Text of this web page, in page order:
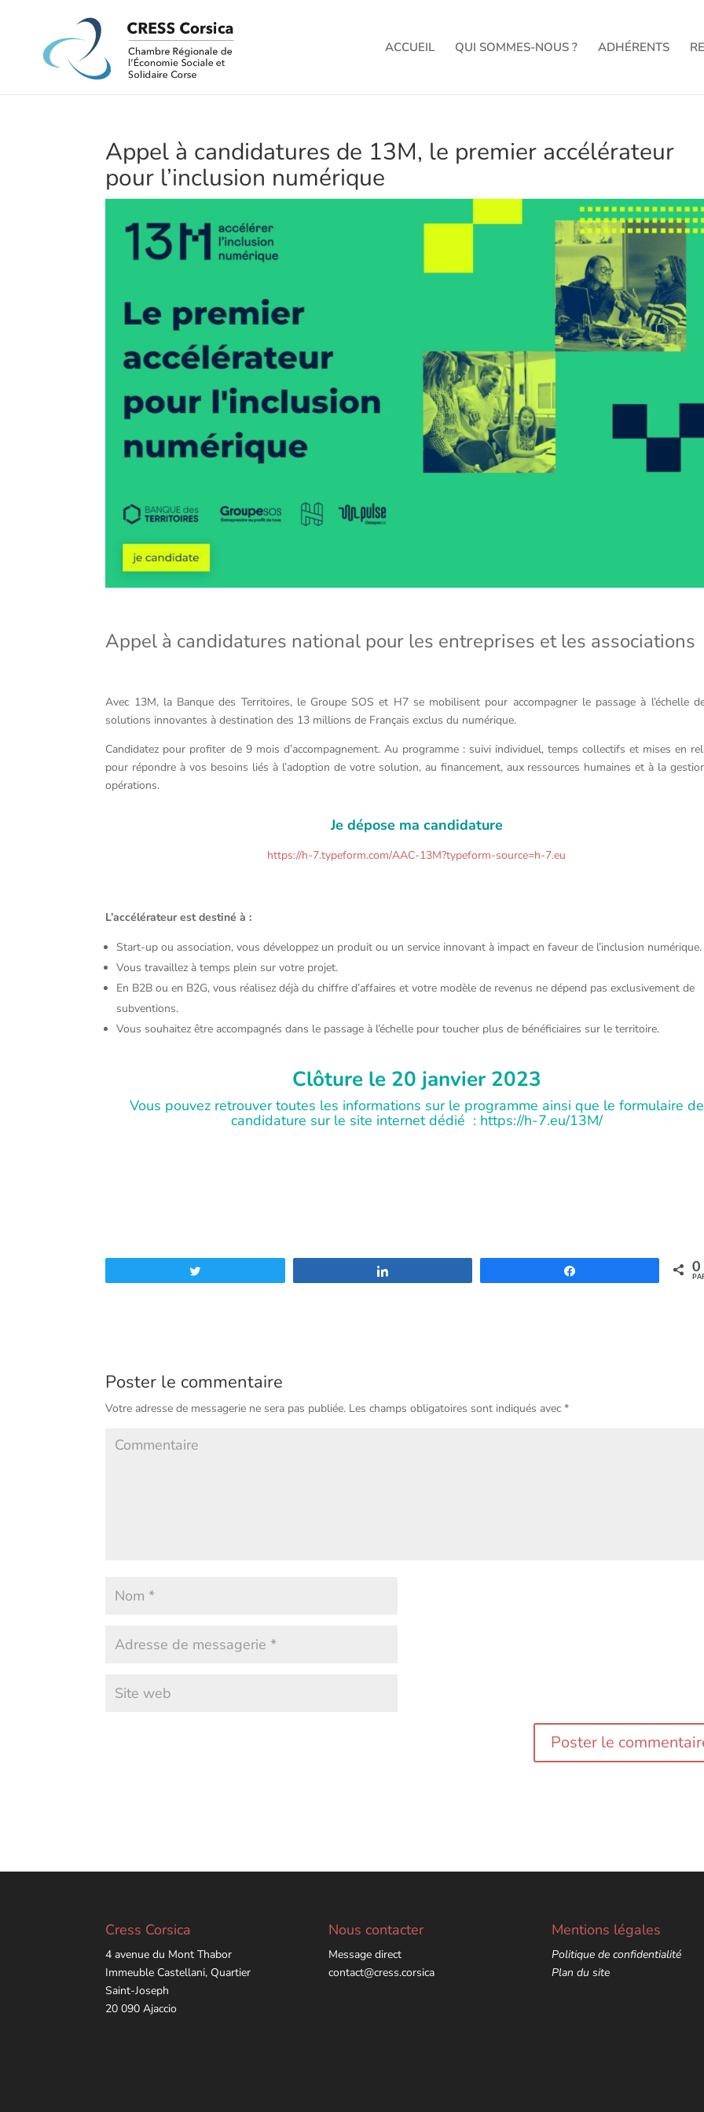
ACCUEIL QUI SOMMES-NOUS ? ADHÉRENTS
Appel à candidatures de 13M, le premier accélérateur
pour l’inclusion numérique
Appel à candidatures national pour les entreprises et les associations
Avec 13M, la Banque des Territoires, le Groupe SOS et H7 se mobilisent pour accompagner le passage à l’échelle
solutions innovantes à destination des 13 millions de Français exclus du numérique.
Candidatez pour profiter de 9 mois d’accompagnement. Au programme : suivi individuel, temps collectifs et mises en
pour répondre à vos besoins liés à l’adoption de votre solution, au financement, aux ressources humaines et à la
opérations.
Je dépose ma candidature
https://h-7.typeform.com/AAC-13M?typeform-source=h-7.eu
L’accélérateur est destiné à :
Start-up ou association, vous développez un produit ou un service innovant à impact en faveur de l’inclusion numérique.
Vous travaillez à temps plein sur votre projet.
En B2B ou en B2G, vous réalisez déjà du chiffre d’affaires et votre modèle de revenus ne dépend pas exclusivement de
subventions.
Vous souhaitez être accompagnés dans le passage à l’échelle pour toucher plus de bénéficiaires sur le territoire.
Clôture le 20 janvier 2023
Vous pouvez retrouver toutes les informations sur le programme ainsi que le formulaire de
candidature sur le site internet dédié : https://h-7.eu/13M/
0
Poster le commentaire
Votre adresse de messagerie ne sera pas publiée. Les champs obligatoires sont indiqués avec*
Cress Corsica
4 avenue du Mont Thabor
Immeuble Castellani, Quartier
Saint-Joseph
20 090 Ajaccio
Nous contacter
Message direct
contact@cress.corsica
Mentions légales
Politique de confidentialité
Plan du site